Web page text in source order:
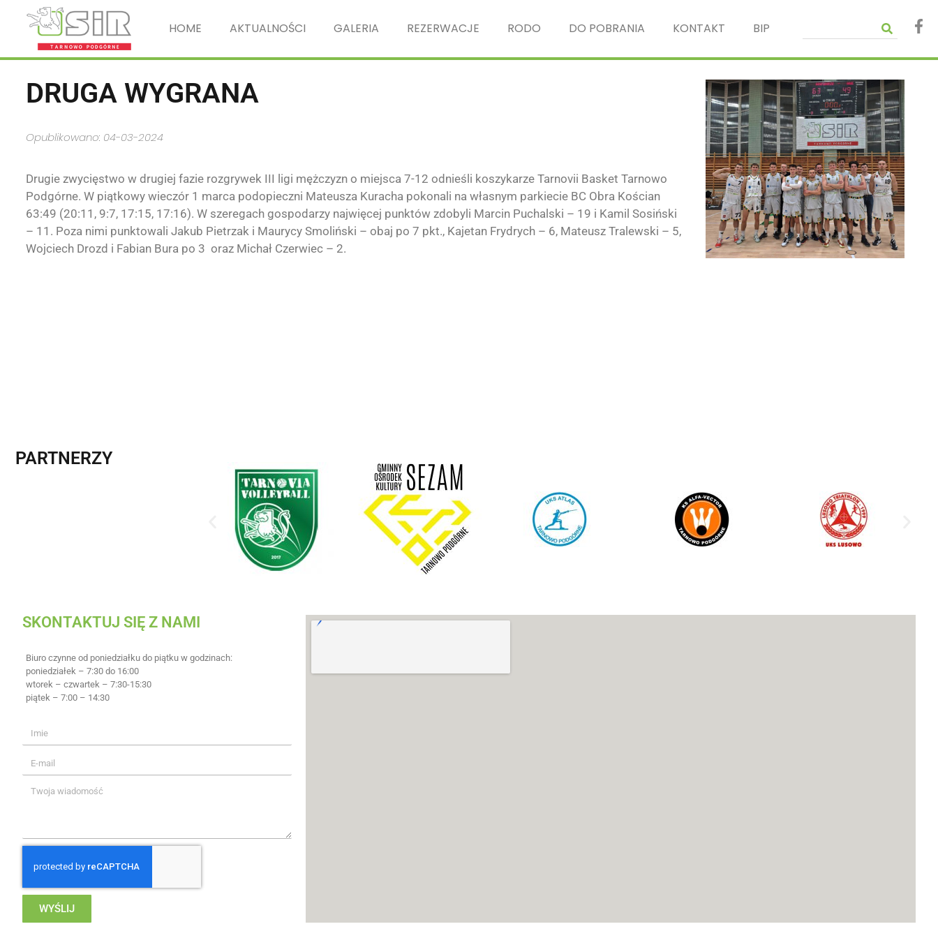
HOME AKTUALNOŚCI GALERIA REZERWACJE RODO DO POBRANIA KONTAKT BIP
DRUGA WYGRANA
Opublikowano: 04-03-2024
Drugie zwycięstwo w drugiej fazie rozgrywek III ligi mężczyzn o miejsca 7-12 odnieśli koszykarze Tarnovii Basket Tarnowo
Podgórne. W piątkowy wieczór 1 marca podopieczni Mateusza Kuracha pokonali na własnym parkiecie BC Obra Kościan
63:49 (20:11, 9:7, 17:15, 17:16). W szeregach gospodarzy najwięcej punktów zdobyli Marcin Puchalski – 19 i Kamil Sosiński
– 11. Poza nimi punktowali Jakub Pietrzak i Maurycy Smoliński – obaj po 7 pkt., Kajetan Frydrych – 6, Mateusz Tralewski – 5,
Wojciech Drozd i Fabian Bura po 3 oraz Michał Czerwiec – 2.
PARTNERZY
SKONTAKTUJ SIĘ Z NAMI
Biuro czynne od poniedziałku do piątku w godzinach:
poniedziałek – 7:30 do 16:00
wtorek – czwartek – 7:30-15:30
piątek – 7:00 – 14:30
WYŚLIJ